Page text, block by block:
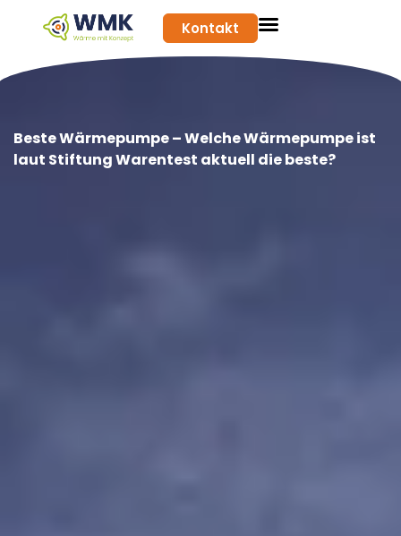
Kontakt
Beste Wärmepumpe – Welche Wärmepumpe ist
laut Stiftung Warentest aktuell die beste?